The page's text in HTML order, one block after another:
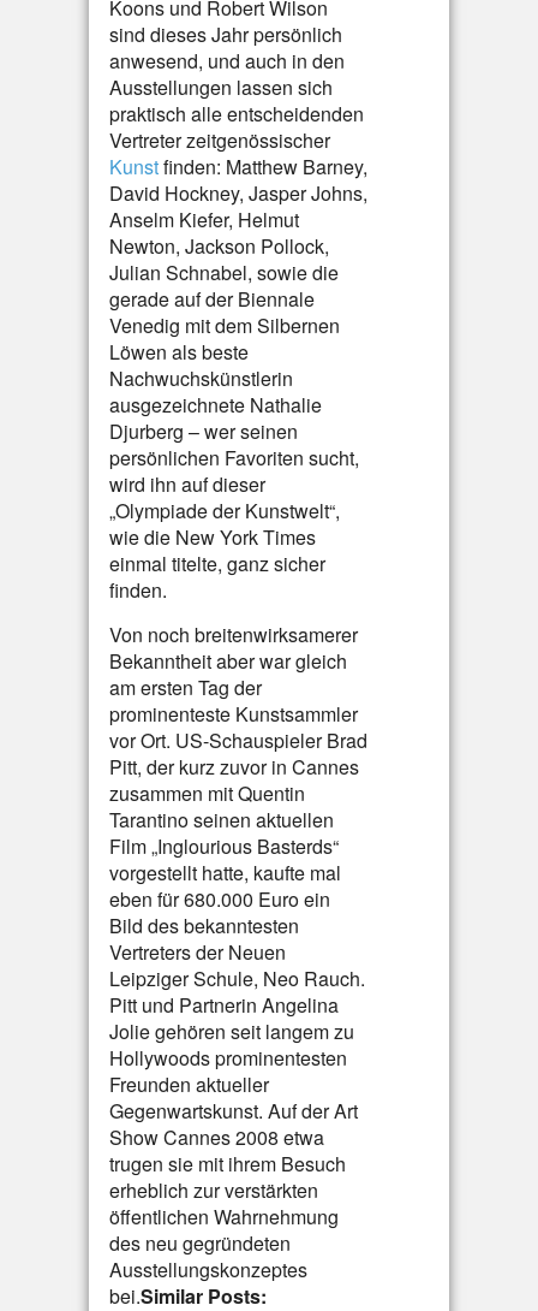
Koons und Robert Wilson
sind dieses Jahr persönlich
anwesend, und auch in den
Ausstellungen lassen sich
praktisch alle entscheidenden
Vertreter zeitgenössischer
Kunstfinden: Matthew Barney,
David Hockney, Jasper Johns,
Anselm Kiefer, Helmut
Newton, Jackson Pollock,
Julian Schnabel, sowie die
gerade auf der Biennale
Venedig mit dem Silbernen
Löwen als beste
Nachwuchskünstlerin
ausgezeichnete Nathalie
Djurberg – wer seinen
persönlichen Favoriten sucht,
wird ihn auf dieser
„Olympiade der Kunstwelt“,
wie die New York Times
einmal titelte, ganz sicher
finden.
Von noch breitenwirksamerer
Bekanntheit aber war gleich
am ersten Tag der
prominenteste Kunstsammler
vor Ort. US-Schauspieler Brad
Pitt, der kurz zuvor in Cannes
zusammen mit Quentin
Tarantino seinen aktuellen
Film „Inglourious Basterds“
vorgestellt hatte, kaufte mal
eben für 680.000 Euro ein
Bild des bekanntesten
Vertreters der Neuen
Leipziger Schule, Neo Rauch.
Pitt und Partnerin Angelina
Jolie gehören seit langem zu
Hollywoods prominentesten
Freunden aktueller
Gegenwartskunst. Auf der Art
Show Cannes 2008 etwa
trugen sie mit ihrem Besuch
erheblich zur verstärkten
öffentlichen Wahrnehmung
des neu gegründeten
Ausstellungskonzeptes
bei.Similar Posts: